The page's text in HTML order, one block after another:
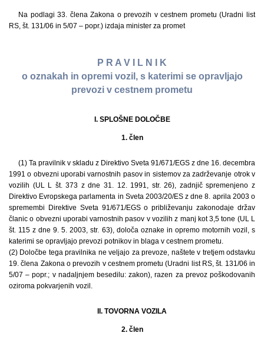
Na podlagi 33. člena Zakona o prevozih v cestnem prometu (Uradni list
RS, št. 131/06 in 5/07 – popr.) izdaja minister za promet
P R A V I L N I K
o oznakah in opremi vozil, s katerimi se opravljajo
prevozi v cestnem prometu
I. SPLOŠNE DOLOČBE
1. člen
(1) Ta pravilnik v skladu z Direktivo Sveta 91/671/EGS z dne 16. decembra
1991 o obvezni uporabi varnostnih pasov in sistemov za zadrževanje otrok v
vozilih (UL L št. 373 z dne 31. 12. 1991, str. 26), zadnjič spremenjeno z
Direktivo Evropskega parlamenta in Sveta 2003/20/ES z dne 8. aprila 2003 o
spremembi Direktive Sveta 91/671/EGS o približevanju zakonodaje držav
članic o obvezni uporabi varnostnih pasov v vozilih z manj kot 3,5 tone (UL L
št. 115 z dne 9. 5. 2003, str. 63), določa oznake in opremo motornih vozil, s
katerimi se opravljajo prevozi potnikov in blaga v cestnem prometu.
(2) Določbe tega pravilnika ne veljajo za prevoze, naštete v tretjem odstavku
19. člena Zakona o prevozih v cestnem prometu (Uradni list RS, št. 131/06 in
5/07 – popr.; v nadaljnjem besedilu: zakon), razen za prevoz poškodovanih
oziroma pokvarjenih vozil.
II. TOVORNA VOZILA
2. člen